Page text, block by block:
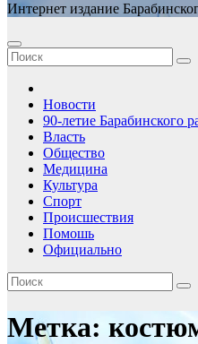
Интернет издание
Новости
90-летие Барабинского
Власть
Общество
Медицина
Культура
Спорт
Происшествия
Помошь
Официально
Метка: